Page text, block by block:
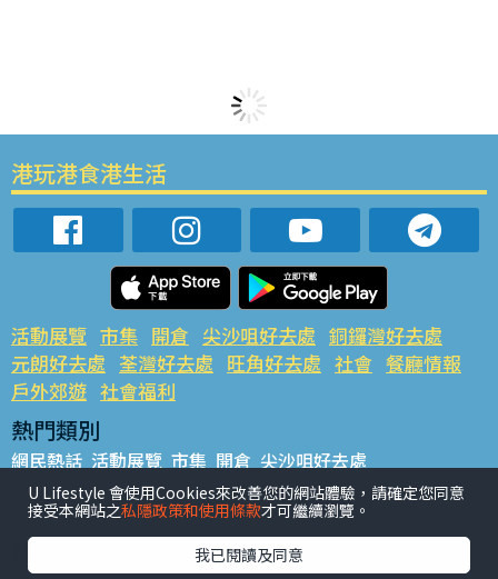
港玩港食港生活
活動展覽 市集 開倉 尖沙咀好去處 銅鑼灣好去處
元朗好去處 荃灣好去處 旺角好去處 社會 餐廳情報
戶外郊遊 社會福利
熱門類別
網民熱話 活動展覽 市集 開倉 尖沙咀好去處
銅鑼灣好去處 元朗好去處 荃灣好去處 旺角好去處 社會
餐廳情報 戶外郊遊
熱門標籤
U Lifestyle 會使用Cookies來改善您的網站體驗，請確定您同意
接受本網站之私隱政策和使用條款才可繼續瀏覽。
我已閱讀及同意